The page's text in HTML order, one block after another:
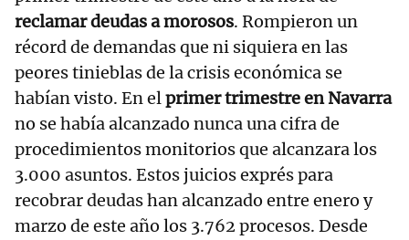
reclamar deudas a morosos. Rompieron un
récord de demandas que ni siquiera en las
peores tinieblas de la crisis económica se
habían visto. En elprimer trimestre en Navarra
no se había alcanzado nunca una cifra de
procedimientos monitorios que alcanzara los
3.000 asuntos. Estos juicios exprés para
recobrar deudas han alcanzado entre enero y
marzo de este año los 3.762 procesos. Desde